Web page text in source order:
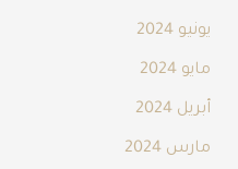
يونيو 2024
مايو 2024
أبريل 2024
مارس 2024